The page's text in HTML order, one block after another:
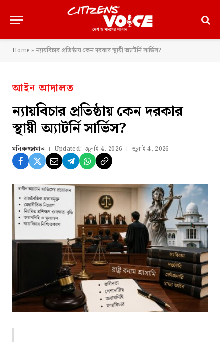
Home » ন্যায়বিচার প্রতিষ্ঠায় কেন দরকার স্থায়ী অ্যাটর্নি সার্ভিস?
আইন আদালত
ন্যায়বিচার প্রতিষ্ঠায় কেন দরকার
স্থায়ী অ্যাটর্নি সার্ভিস?
মনিরুজ্জামান Updated: জুলাই 4, 2026 জুলাই 4, 2026